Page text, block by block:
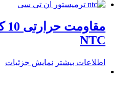
NTC
اطلاعات بیشتر نمایش جزئیات